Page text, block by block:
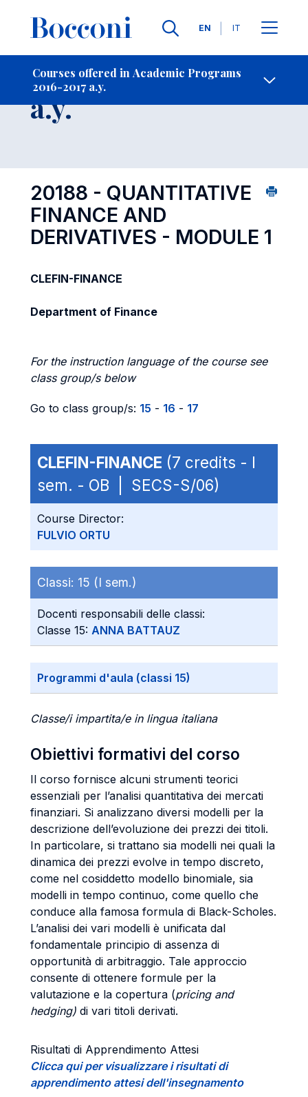
Languages
EN IT
Courses offered in Academic Programs
2016-2017 a.y.
- Contact Us
Course 2016-2017
a.y.
20188 - QUANTITATIVE
FINANCE AND
DERIVATIVES - MODULE 1
CLEFIN-FINANCE
Department of Finance
For the instruction language of the course see
class group/s below
Go to class group/s: 15 - 16 - 17
CLEFIN-FINANCE (7 credits - I
sem. - OB | SECS-S/06)
Course Director:
FULVIO ORTU
Classi: 15 (I sem.)
Docenti responsabili delle classi:
Classe 15: ANNA BATTAUZ
Programmi d'aula (classi 15)
Classe/i impartita/e in lingua italiana
Obiettivi formativi del corso
Il corso fornisce alcuni strumenti teorici
essenziali per l’analisi quantitativa dei mercati
finanziari. Si analizzano diversi modelli per la
descrizione dell’evoluzione dei prezzi dei titoli.
In particolare, si trattano sia modelli nei quali la
dinamica dei prezzi evolve in tempo discreto,
come nel cosiddetto modello binomiale, sia
modelli in tempo continuo, come quello che
conduce alla famosa formula di Black-Scholes.
L’analisi dei vari modelli è unificata dal
fondamentale principio di assenza di
opportunità di arbitraggio. Tale approccio
consente di ottenere formule per la
valutazione e la copertura (pricing and
hedging) di vari titoli derivati.
Risultati di Apprendimento Attesi
Clicca qui per visualizzare i risultati di
apprendimento attesi dell'insegnamento